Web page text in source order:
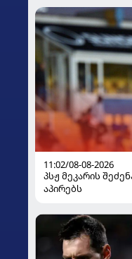
11:02/08-08-2026
პსჟ მეკარის
აპირებს